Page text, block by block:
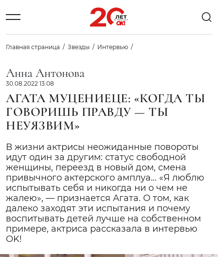
Главная страница Звезды Интервью
Анна Антонова
30.08.2022 13:08
АГАТА МУЦЕНИЕЦЕ: «КОГДА ТЫ
ГОВОРИШЬ ПРАВДУ — ТЫ
НЕУЯЗВИМ»
В жизни актрисы неожиданные повороты
идут один за другим: статус свободной
женщины, переезд в новый дом, смена
привычного актерского амплуа… «Я люблю
испытывать себя и никогда ни о чем не
жалею», — признается Агата. О том, как
далеко заходят эти испытания и почему
воспитывать детей лучше на собственном
примере, актриса рассказала в интервью
ОK!